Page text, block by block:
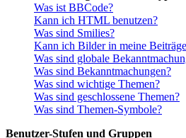
Was ist BBCode?
Kann ich HTML benutzen?
Was sind Smilies?
Kann ich Bilder in meine
Was sind globale
Was sind Bekanntmachungen?
Was sind wichtige Themen?
Was sind geschlossene Themen?
Was sind Themen-Symbole?
Benutzer-Stufen und Gruppen